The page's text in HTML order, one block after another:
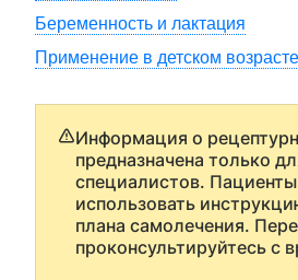
Беременность и лактация
Применение в детском возрасте
Информация о
предназначена только
специалистов.
использовать
плана самолечения.
проконсультируйтесь с